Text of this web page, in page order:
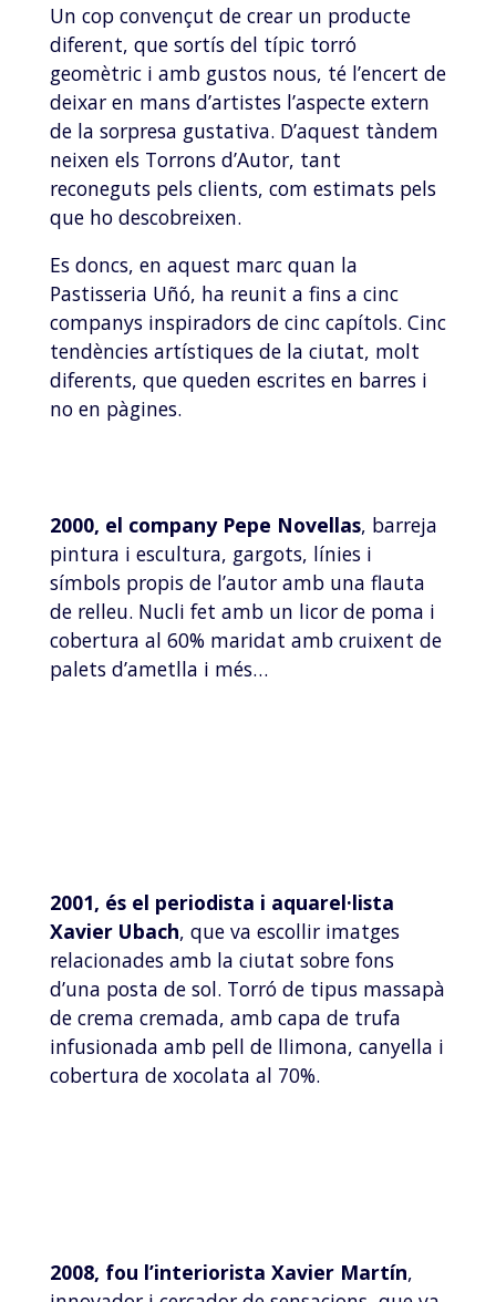
Un cop convençut de crear un producte
diferent, que sortís del típic torró
geomètric i amb gustos nous, té l’encert de
deixar en mans d’artistes l’aspecte extern
de la sorpresa gustativa. D’aquest tàndem
neixen els Torrons d’Autor, tant
reconeguts pels clients, com estimats pels
que ho descobreixen.
Es doncs, en aquest marc quan la
Pastisseria Uñó, ha reunit a fins a cinc
companys inspiradors de cinc capítols. Cinc
tendències artístiques de la ciutat, molt
diferents, que queden escrites en barres i
no en pàgines.
2000, el company Pepe Novellas, barreja
pintura i escultura, gargots, línies i
símbols propis de l’autor amb una flauta
de relleu. Nucli fet amb un licor de poma i
cobertura al 60% maridat amb cruixent de
palets d’ametlla i més…
2001, és el periodista i aquarel·lista
Xavier Ubach, que va escollir imatges
relacionades amb la ciutat sobre fons
d’una posta de sol. Torró de tipus massapà
de crema cremada, amb capa de trufa
infusionada amb pell de llimona, canyella i
cobertura de xocolata al 70%.
2008, fou l’interiorista Xavier Martín,